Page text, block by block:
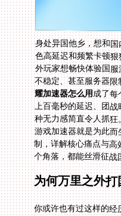
身处异国他乡，想和
色高延迟和频繁卡顿
外玩家想畅快体验国
不稳定、甚至服务器
耀加速器怎么用成了每
上百毫秒
种无力感
游戏加速
制，详解
个角落，都能丝滑征
为何万里之外
你或许也有过这样的
耀》，选好本命英雄，
键反应都慢半拍，看着
技能明明按下却延迟生
离场。这背后的科学
输速度。游戏数据需要
主干网、国内目标服务
任何一环拥堵或不稳都
别是在高峰时段，公共